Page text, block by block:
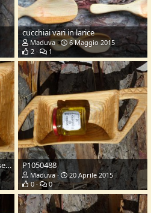
cucchiai vari in larice
Maduva
6 Maggio 2015
2
1
Particolare con oleolito di equiseto (autoprodotto) P1050488
Maduva
20 Aprile 2015
0
0